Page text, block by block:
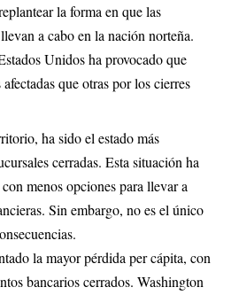
la forma en que las
a cabo en la nación norteña.
Unidos ha provocado que
que otras por los cierres
ha sido el estado más
cerradas. Esta situación ha
menos opciones para llevar a
Sin embargo, no es el único
la mayor pérdida per cápita, con
bancarios cerrados. Washington